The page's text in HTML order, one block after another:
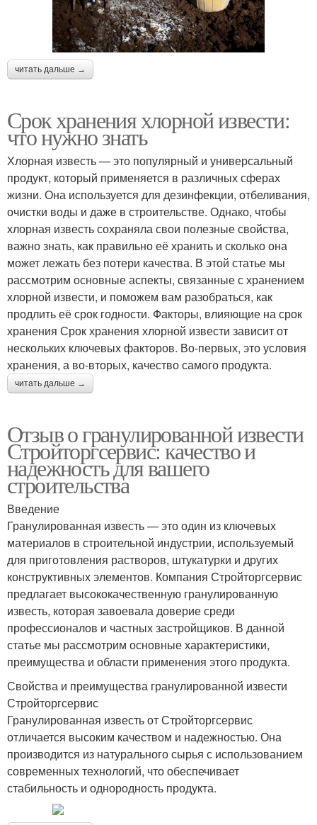
читать дальше →
Срок хранения хлорной извести:
что нужно знать
Хлорная известь — это популярный и универсальный
продукт, который применяется в различных сферах
жизни. Она используется для дезинфекции, отбеливания,
очистки воды и даже в строительстве. Однако, чтобы
хлорная известь сохраняла свои полезные свойства,
важно знать, как правильно её хранить и сколько она
может лежать без потери качества. В этой статье мы
рассмотрим основные аспекты, связанные с хранением
хлорной извести, и поможем вам разобраться, как
продлить её срок годности. Факторы, влияющие на срок
хранения Срок хранения хлорной извести зависит от
нескольких ключевых факторов. Во-первых, это условия
хранения, а во-вторых, качество самого продукта.
читать дальше →
Отзыв о гранулированной извести
Стройторгсервис: качество и
надежность для вашего
строительства
Введение
Гранулированная известь — это один из ключевых
материалов в строительной индустрии, используемый
для приготовления растворов, штукатурки и других
конструктивных элементов. Компания Стройторгсервис
предлагает высококачественную гранулированную
известь, которая завоевала доверие среди
профессионалов и частных застройщиков. В данной
статье мы рассмотрим основные характеристики,
преимущества и области применения этого продукта.
Свойства и преимущества гранулированной извести
Стройторгсервис
Гранулированная известь от Стройторгсервис
отличается высоким качеством и надежностью. Она
производится из натурального сырья с использованием
современных технологий, что обеспечивает
стабильность и однородность продукта.